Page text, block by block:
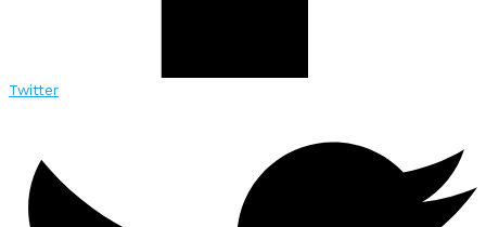
Twitter